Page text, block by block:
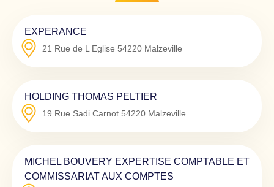
EXPERANCE
21 Rue de L Eglise 54220 Malzeville
HOLDING THOMAS PELTIER
19 Rue Sadi Carnot 54220 Malzeville
MICHEL BOUVERY EXPERTISE COMPTABLE ET
COMMISSARIAT AUX COMPTES